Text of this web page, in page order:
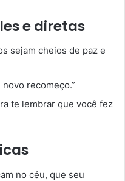
e diretas
sejam cheios de paz e
recomeço.”
te lembrar que você fez
no céu, que seu